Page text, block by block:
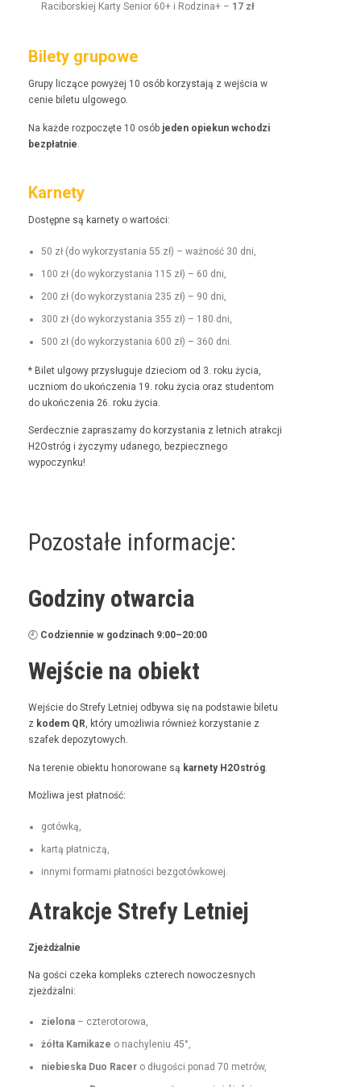
Raci­borskiej Kar­ty Senior 60+ i Rodz­i­na+ – 17 zł
Bilety grupowe
Grupy liczące powyżej 10 osób korzys­ta­ją z wejś­cia w
cenie bile­tu ulgowego.
Na każde rozpoczęte 10 osób jeden opiekun wchodzi
bezpłat­nie.
Karnety
Dostęp­ne są kar­ne­ty o wartości:
50 zł (do wyko­rzys­ta­nia 55 zł) – ważność 30 dni,
100 zł (do wyko­rzys­ta­nia 115 zł) – 60 dni,
200 zł (do wyko­rzys­ta­nia 235 zł) – 90 dni,
300 zł (do wyko­rzys­ta­nia 355 zł) – 180 dni,
500 zł (do wyko­rzys­ta­nia 600 zł) – 360 dni.
* Bilet ulgo­wy przysługu­je dzieciom od 3. roku życia,
uczniom do ukończenia 19. roku życia oraz stu­den­tom
do ukończenia 26. roku życia.
Serdecznie zaprasza­my do korzys­ta­nia z let­nich atrakcji
H2Ostróg i życzymy udanego, bez­piecznego
wypoczynku!
Pozostałe informacje:
Godziny otwarcia
🕘 Codzi­en­nie w godz­i­nach 9:00–20:00
Wejście na obiekt
Wejś­cie do Stre­fy Let­niej odby­wa się na pod­staw­ie bile­tu
z kodem QR, który umożli­wia również korzys­tanie z
szafek depozytowych.
Na tere­nie obiek­tu hon­orowane są kar­ne­ty H2Ostróg
Możli­wa jest płatność:
gotówką,
kartą płat­niczą,
inny­mi for­ma­mi płat­noś­ci bezgotówkowej.
Atrakcje Strefy Letniej
Zjeżdżal­nie
Na goś­ci czeka kom­pleks czterech nowoczes­nych
zjeżdżalni:
zielona– czterotorowa,
żół­ta Kamikaze o nachyle­niu 45°,
niebies­ka Duo Rac­ero dłu­goś­ci pon­ad 70 metrów,